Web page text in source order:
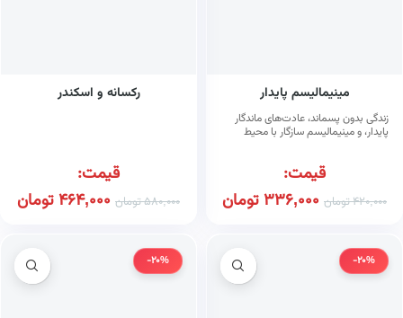
مینیمالیسم پایدار
زندگی بدون پسماند، عادت‌های ماندگار
پایدار، و مینیمالیسم سازگار با محیط
قیمت:
420,000تومان 336,000تومان
رکسانه و اسکندر
قیمت:
580,000تومان 464,000تومان
-20%
-20%